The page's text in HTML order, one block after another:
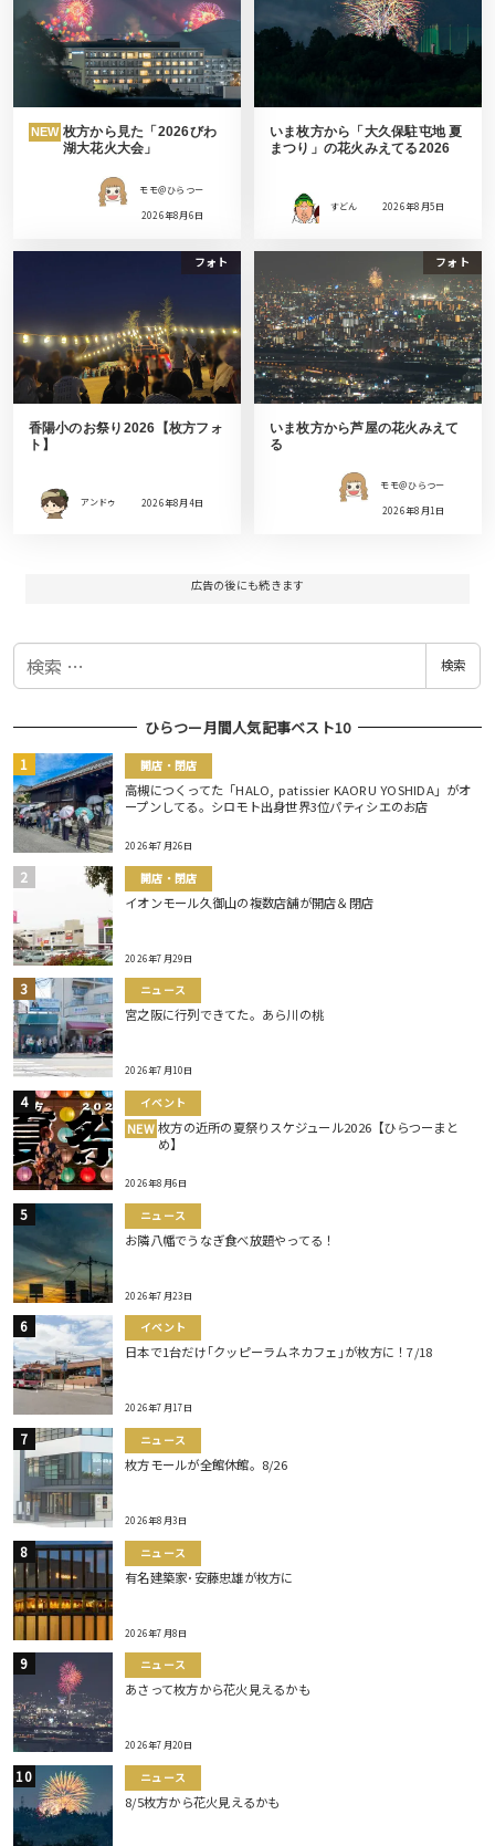
NEW 枚方から見た「2026びわ
湖大花火大会」
モモ＠ひらつー
2026年8月6日
いま枚方から「大久保駐屯地 夏
まつり」の花火みえてる2026
すどん 2026年8月5日
フォト
香陽小のお祭り2026【枚方フォ
ト】
アンドゥ 2026年8月4日
フォト
いま枚方から芦屋の花火みえて
る
モモ＠ひらつー
2026年8月1日
広告の後にも続きます
検
検索
ひらつー月間人気記事ベスト10
開店・閉店
高槻につくってた「HALO, patissier KAORU YOSHIDA」がオ
ープンしてる。シロモト出身世界3位パティシエのお店
2026年7月26日
開店・閉店
イオンモール久御山の複数店舗が開店＆閉店
2026年7月29日
ニュース
宮之阪に行列できてた。あら川の桃
2026年7月10日
イベント
NEW 枚方の近所の夏祭りスケジュール2026【ひらつーまと
め】
2026年8月6日
ニュース
お隣八幡でうなぎ食べ放題やってる！
2026年7月23日
イベント
日本で1台だけ｢クッピーラムネカフェ｣が枚方に！7/18
2026年7月17日
ニュース
枚方モールが全館休館。8/26
2026年8月3日
ニュース
有名建築家･安藤忠雄が枚方に
2026年7月8日
ニュース
あさって枚方から花火見えるかも
2026年7月20日
ニュース
8/5枚方から花火見えるかも